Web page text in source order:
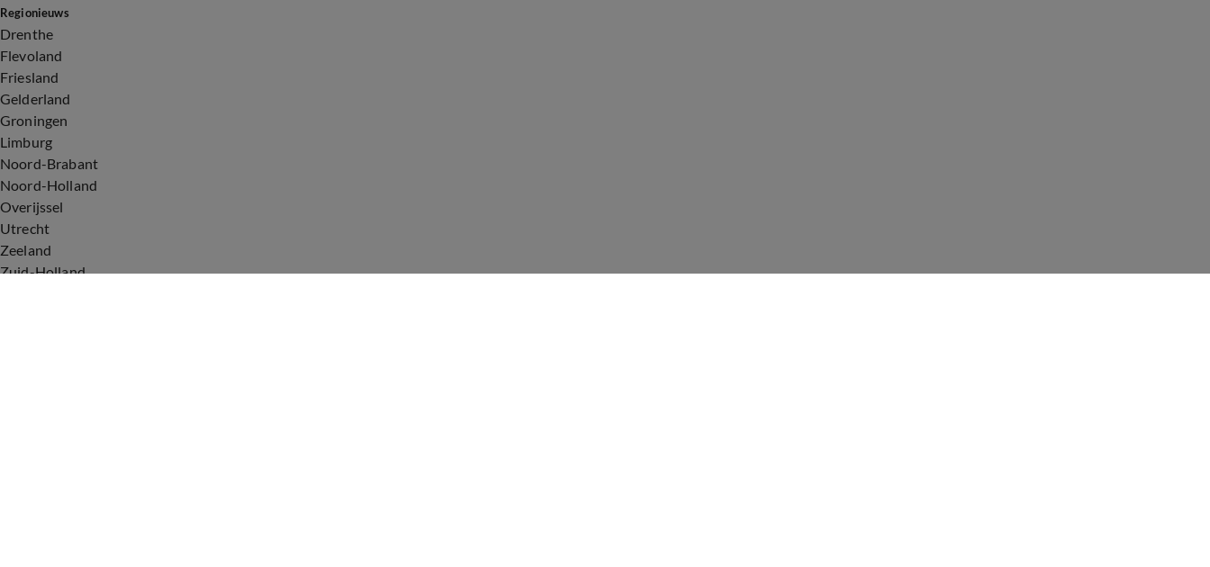
Regionieuws
Drenthe
Flevoland
Friesland
Gelderland
Groningen
Limburg
Noord-Brabant
Noord-Holland
Overijssel
Utrecht
Zeeland
Zuid-Holland